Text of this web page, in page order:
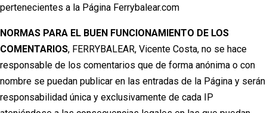
pertenecientes a la Página Ferrybalear.com
NORMAS PARA EL BUEN FUNCIONAMIENTO DE LOS
COMENTARIOS, FERRYBALEAR, Vicente Costa, no se hace
responsable de los comentarios que de forma anónima o con
nombre se puedan publicar en las entradas de la Página y serán
responsabilidad única y exclusivamente de cada IP